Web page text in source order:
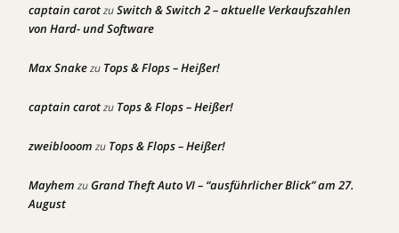
captain carotzuSwitch & Switch 2 – aktuelle Verkaufszahlen
von Hard- und Software
Max Snakezu Tops & Flops – Heißer!
captain carotzu Tops & Flops – Heißer!
zweiblooom zu Tops & Flops – Heißer!
Mayhem zuGrand Theft Auto VI – “ausführlicher Blick” am 27.
August